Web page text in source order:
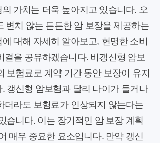
가치는 더욱 높아지고 있습니다. 오
변치 않는 든든한 암 보장을 제공하는
대해 자세히 알아보고, 현명한 소비
결을 공유하겠습니다. 비갱신형 암보
보험료로 계약 기간 동안 보장이 유지
갱신형 암보험과 달리 나이가 들거나
더라도 보험료가 인상되지 않는다는
습니다. 이는 장기적인 암 보장 계획
매우 중요한 요소입니다. 만약 갱신